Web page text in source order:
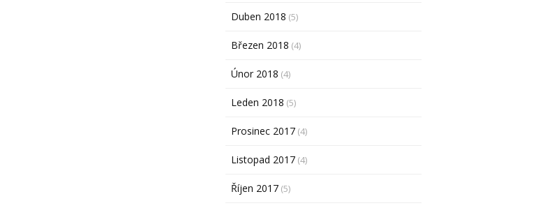
Duben 2018 (5)
Březen 2018 (4)
Únor 2018 (4)
Leden 2018 (5)
Prosinec 2017 (4)
Listopad 2017 (4)
Říjen 2017 (5)